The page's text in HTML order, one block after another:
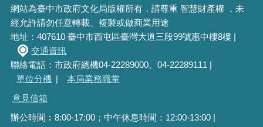
網站為臺中市政府文化局版權所有，請尊重 智慧財產權 ，未
經允許請勿任意轉載、複製或做商業用途
地址：407610 臺中市西屯區臺灣大道三段99號惠中樓8樓 |
交通資訊
聯絡電話：市政府總機04-22289000、04-22289111 |
單位分機 |
本局業務職掌
意見信箱
辦公時間︰8:00-17:00；中午休息時間：12:00-13:00 |